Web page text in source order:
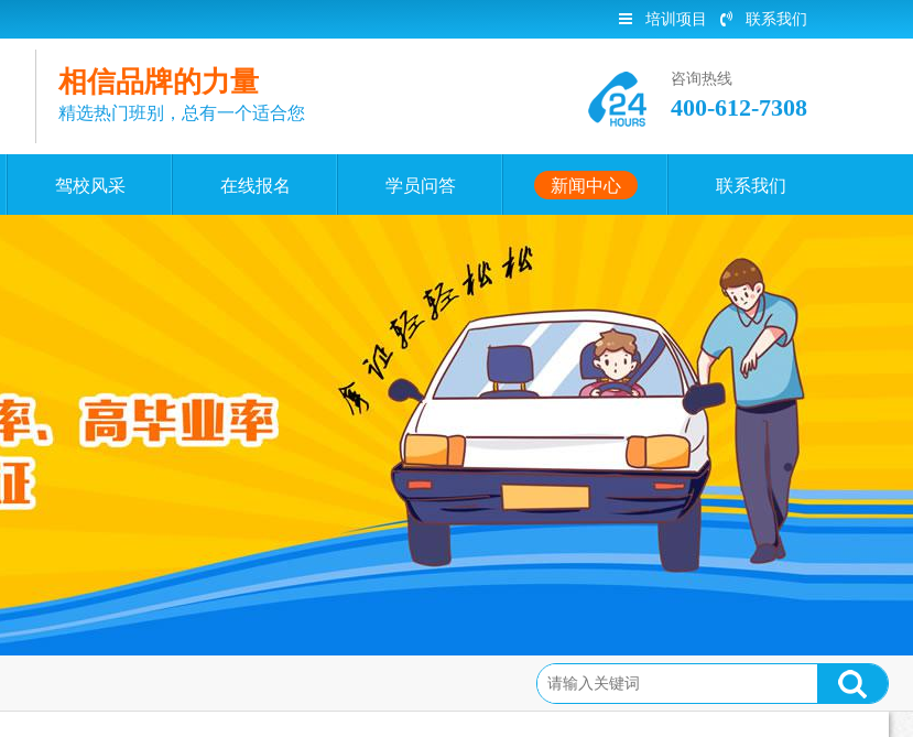
培训项目 联系我们
相信品牌的力量
精选热门班别，总有一个适合您
咨询热线
400-612-7308
驾校风采 在线报名 学员问答 新闻中心 联系我们